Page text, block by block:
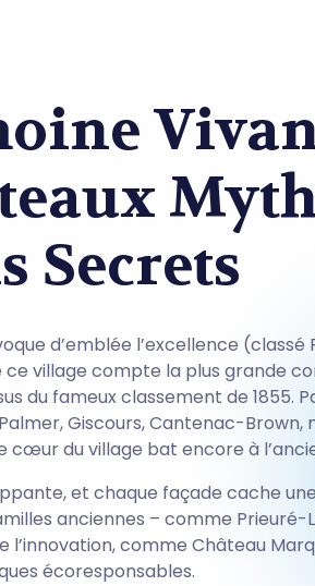
Secrets
d’emblée l’excellence
ce village compte la plus grande
du fameux classement de 1855.
Giscours, Cantenac-Brown,
cœur du village bat encore à
et chaque façade cache
anciennes – comme Prieuré-
l’innovation, comme Château
écoresponsables.